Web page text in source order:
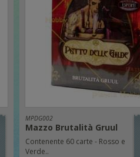
MPDG002
Mazzo Brutalità Gruul
Contenente 60 carte - Rosso e
Verde..